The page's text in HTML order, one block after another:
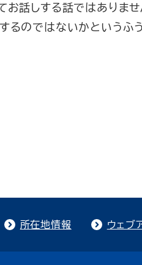
話しする話ではありま
るのではないかというふ
所在地情報 ウェブ